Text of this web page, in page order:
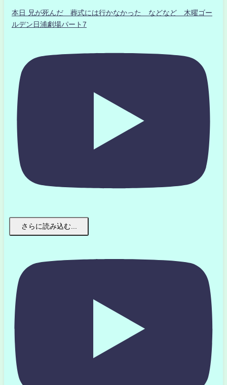
本日 兄が死んだ 葬式には行かなかった などなど 木曜ゴー
ルデン日浦劇場パート7
さらに読み込む...